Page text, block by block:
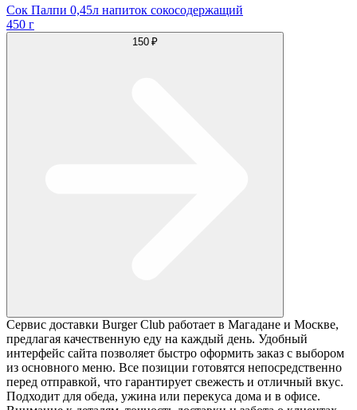
Сок Палпи 0,45л напиток сокосодержащий
450 г
150 ₽
Сервис доставки Burger Club работает в Магадане и Москве,
предлагая качественную еду на каждый день. Удобный
интерфейс сайта позволяет быстро оформить заказ с выбором
из основного меню. Все позиции готовятся непосредственно
перед отправкой, что гарантирует свежесть и отличный вкус.
Подходит для обеда, ужина или перекуса дома и в офисе.